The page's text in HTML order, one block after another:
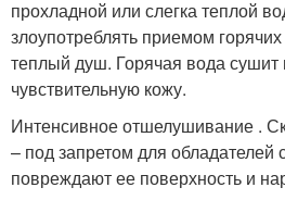
прохладной или слегка теплой
злоупотреблять приемом
теплый душ. Горячая вода сушит
чувствительную кожу.
Интенсивное отшелушивание .
– под запретом для обладателей
повреждают ее поверхность и